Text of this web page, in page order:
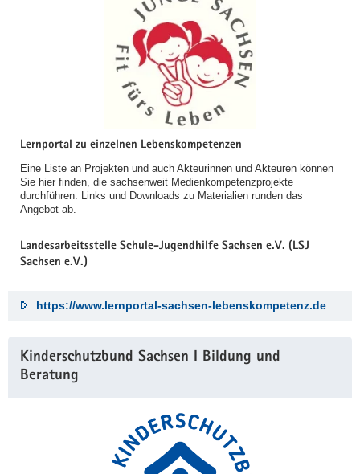
Lernportal zu einzelnen Lebenskompetenzen
Eine Liste an Projekten und auch Akteurinnen und Akteuren können
Sie hier finden, die sachsenweit Medienkompetenzprojekte
durchführen. Links und Downloads zu Materialien runden das
Angebot ab.
Landesarbeitsstelle Schule-Jugendhilfe Sachsen e.V. (LSJ
Sachsen e.V.)
https://www.lernportal-sachsen-lebenskompetenz.de
Kinderschutzbund Sachsen I Bildung und
Beratung